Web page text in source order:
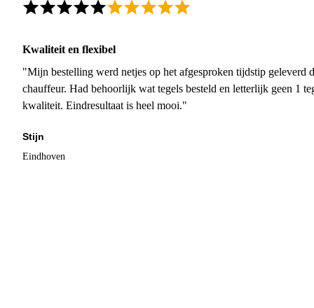
Kwaliteit en flexibel
"Mijn bestelling werd netjes op het afgesproken tijdstip geleverd
chauffeur. Had behoorlijk wat tegels besteld en letterlijk geen 1
kwaliteit. Eindresultaat is heel mooi."
Stijn
Eindhoven